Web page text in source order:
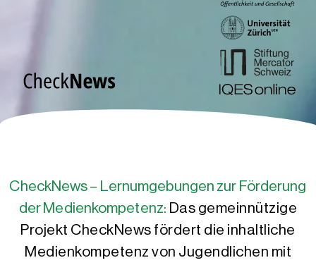
CheckNews – Lernumgebungen zur Förderung
der Medienkompetenz: Das gemeinnützige
Projekt CheckNews fördert die inhaltliche
Medienkompetenz von Jugendlichen mit